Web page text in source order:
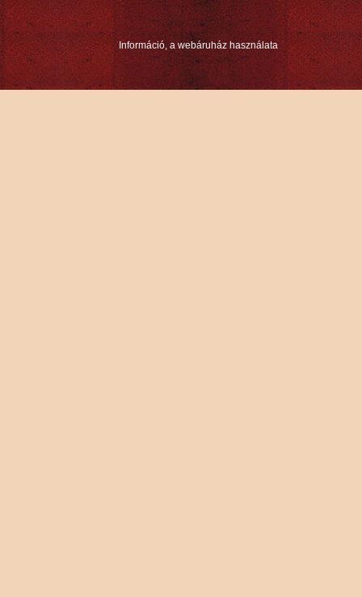
Információ, a webáruház használata